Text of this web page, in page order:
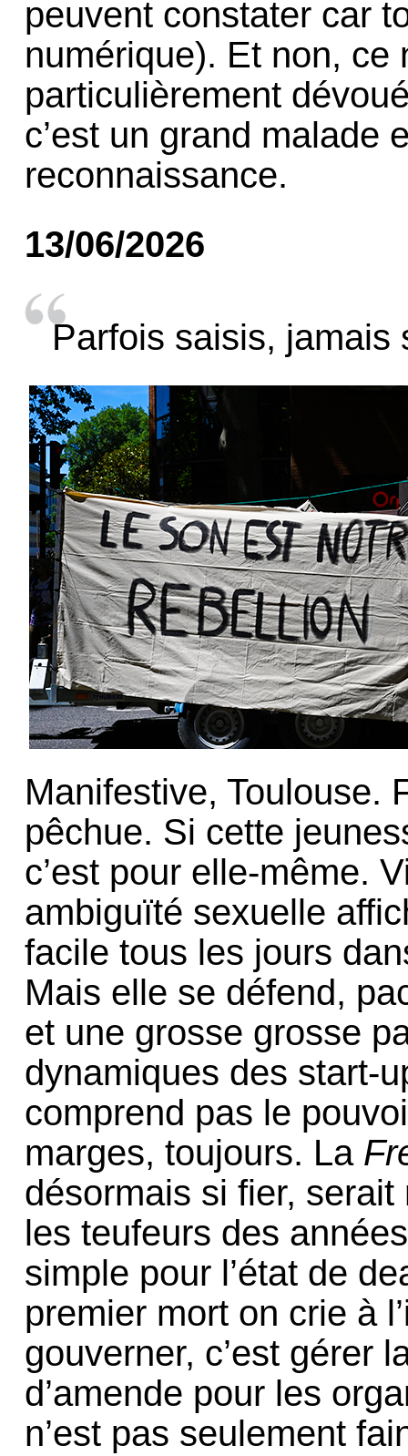
peuvent constater car
numérique). Et non, ce
particulièrement
c’est un grand malade
reconnaissance.
13/06/2026
Parfois saisis, jamais
Manifestive, Toulouse.
pêchue. Si cette
c’est pour elle-même.
ambiguïté sexuelle
facile tous les jours
Mais elle se défend,
et une grosse grosse
dynamiques des start-
comprend pas le
marges, toujours. La
désormais si fier,
les teufeurs des
simple pour l’état de
premier mort on crie à
gouverner, c’est gérer
d’amende pour les
n’est pas seulement